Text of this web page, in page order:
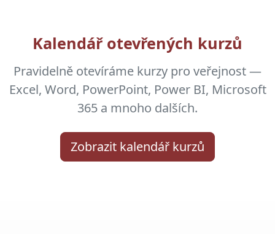
Kalendář otevřených kurzů
Pravidelně otevíráme kurzy pro veřejnost —
Excel, Word, PowerPoint, Power BI, Microsoft
365 a mnoho dalších.
Zobrazit kalendář kurzů